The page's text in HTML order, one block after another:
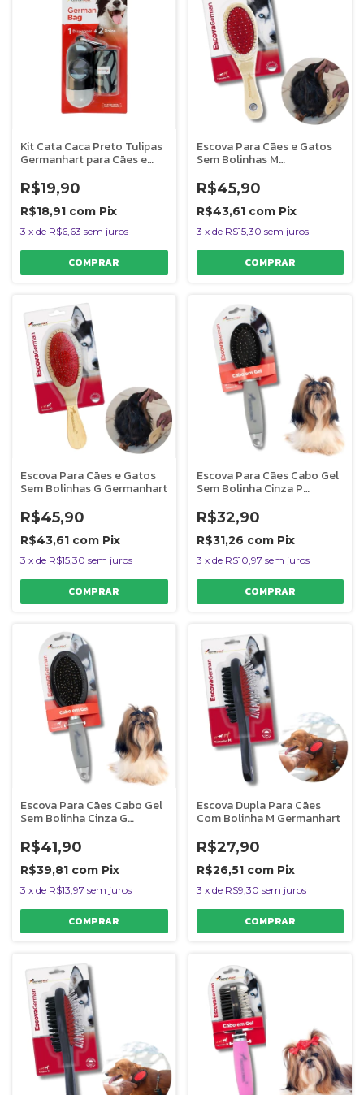
Kit Cata Caca Preto Tulipas
Germanhart para Cães e
R$19,90
R$18,91 com Pix
3 x de R$6,63 sem juros
Escova Para Cães e Gatos
Sem Bolinhas M
R$45,90
R$43,61 com Pix
3 x de R$15,30 sem juros
Escova Para Cães e Gatos
Sem Bolinhas G Germanhart
R$45,90
R$43,61 com Pix
3 x de R$15,30 sem juros
Escova Para Cães Cabo Gel
Sem Bolinha Cinza P
R$32,90
R$31,26 com Pix
3 x de R$10,97 sem juros
Escova Para Cães Cabo Gel
Sem Bolinha Cinza G
R$41,90
R$39,81 com Pix
3 x de R$13,97 sem juros
Escova Dupla Para Cães
Com Bolinha M Germanhart
R$27,90
R$26,51 com Pix
3 x de R$9,30 sem juros